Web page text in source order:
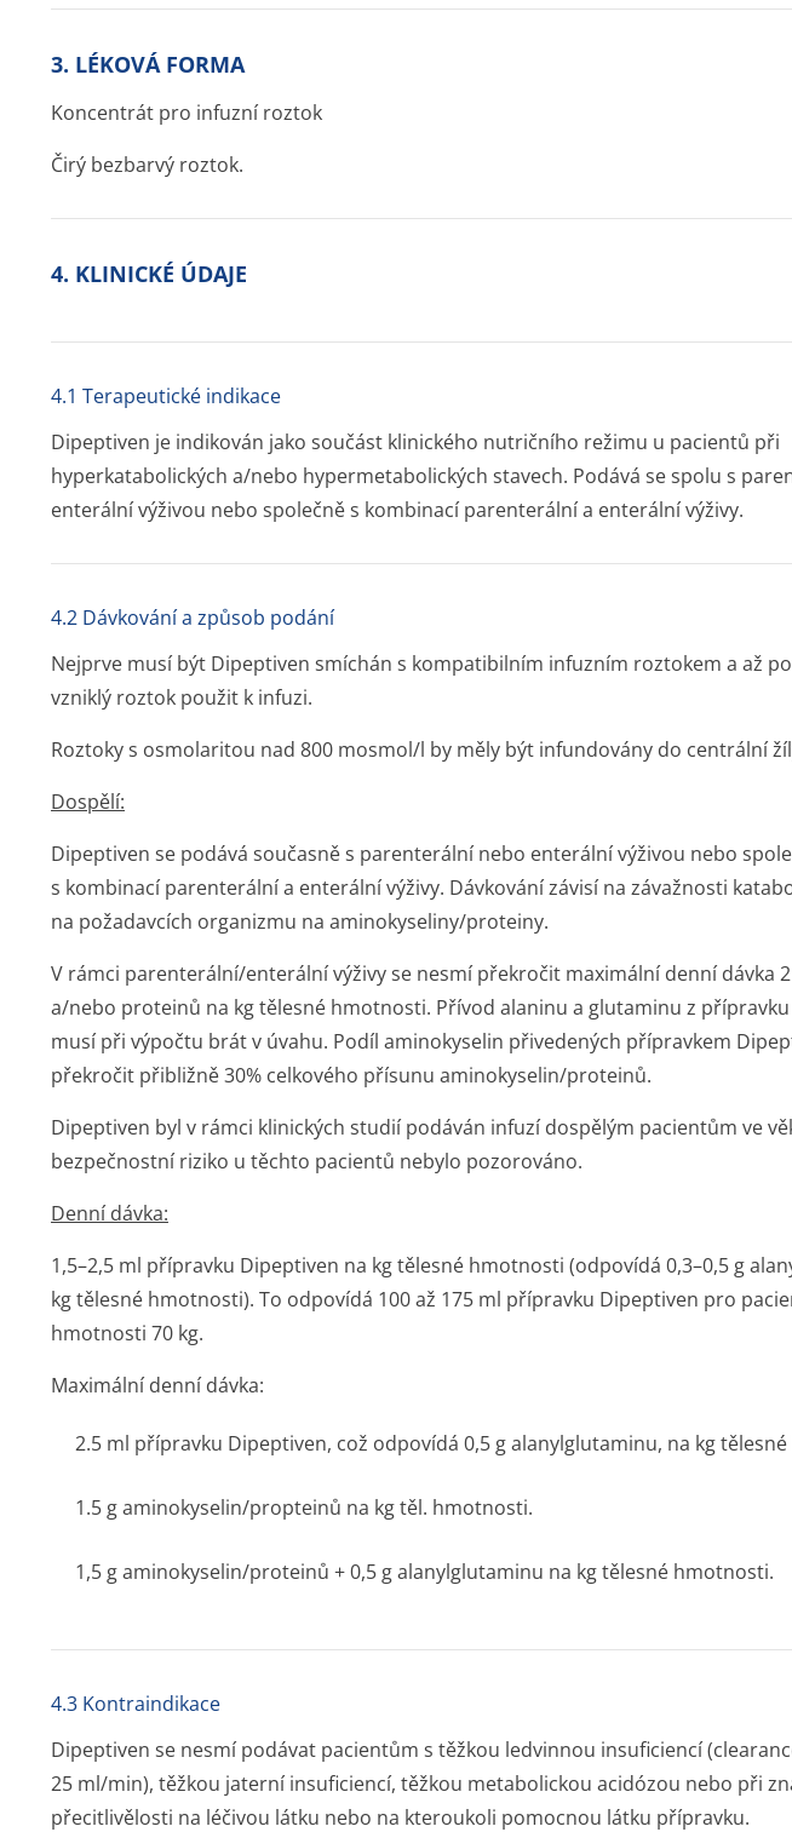
3. LÉKOVÁ FORMA
Koncentrát pro infuzní roztok
Čirý bezbarvý roztok.
4. KLINICKÉ ÚDAJE
4.1 Terapeutické indikace
Dipeptiven je indikován jako součást klinického nutričního režimu u pacientů při
hyperkatabolických a/nebo hypermetabolických stavech. Podává se spolu s
enterální výživou nebo společně s kombinací parenterální a enterální výživy.
4.2 Dávkování a způsob podání
Nejprve musí být Dipeptiven smíchán s kompatibilním infuzním roztokem a až
vzniklý roztok použit k infuzi.
Roztoky s osmolaritou nad 800 mosmol/l by měly být infundovány do centrální
Dospělí:
Dipeptiven se podává současně s parenterální nebo enterální výživou nebo
s kombinací parenterální a enterální výživy. Dávkování závisí na závažnosti
na požadavcích organizmu na aminokyseliny/pro­teiny.
V rámci parenterální/en­terální výživy se nesmí překročit maximální denní dávka
a/nebo proteinů na kg tělesné hmotnosti. Přívod alaninu a glutaminu z
musí při výpočtu brát v úvahu. Podíl aminokyselin přivedených přípravkem
překročit přibližně 30% celkového přísunu aminokyselin/pro­teinů.
Dipeptiven byl v rámci klinických studií podáván infuzí dospělým pacientům ve
bezpečnostní riziko u těchto pacientů nebylo pozorováno.
Denní dávka:
1,5–2,5 ml přípravku Dipeptiven na kg tělesné hmotnosti (odpovídá 0,3–0,5 g
kg tělesné hmotnosti). To odpovídá 100 až 175 ml přípravku Dipeptiven pro
hmotnosti 70 kg.
Maximální denní dávka:
2.5 ml přípravku Dipeptiven, což odpovídá 0,5 g alanylglutaminu, na kg
1.5 g aminokyselin/prop­teinů na kg těl. hmotnosti.
1,5 g aminokyselin/pro­teinů + 0,5 g alanylglutaminu na kg tělesné hmotnosti.
4.3 Kontraindikace
Dipeptiven se nesmí podávat pacientům s těžkou ledvinnou insuficiencí
25 ml/min), těžkou jaterní insuficiencí, těžkou metabolickou acidózou nebo při
přecitlivělosti na léčivou látku nebo na kteroukoli pomocnou látku přípravku.